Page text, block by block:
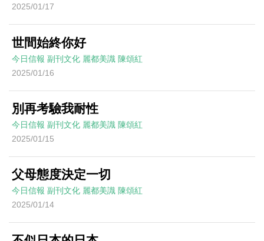
2025/01/17
世間始終你好
今日信報 副刊文化 麗都美識 陳頌紅
2025/01/16
別再考驗我耐性
今日信報 副刊文化 麗都美識 陳頌紅
2025/01/15
父母態度決定一切
今日信報 副刊文化 麗都美識 陳頌紅
2025/01/14